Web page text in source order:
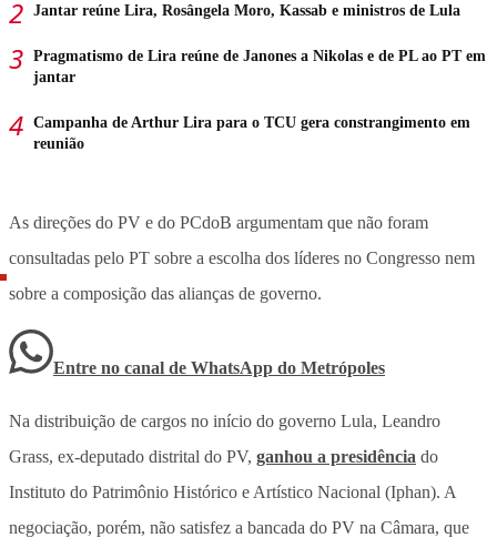
Jantar reúne Lira, Rosângela Moro, Kassab e ministros de Lula
Pragmatismo de Lira reúne de Janones a Nikolas e de PL ao PT em
jantar
Campanha de Arthur Lira para o TCU gera constrangimento em
reunião
As direções do PV e do PCdoB argumentam que não foram
consultadas pelo PT sobre a escolha dos líderes no Congresso nem
sobre a composição das alianças de governo.
Entre no canal de WhatsApp do Metrópoles
Na distribuição de cargos no início do governo Lula, Leandro
Grass, ex-deputado distrital do PV, ganhou a presidência do
Instituto do Patrimônio Histórico e Artístico Nacional (Iphan). A
negociação, porém, não satisfez a bancada do PV na Câmara, que